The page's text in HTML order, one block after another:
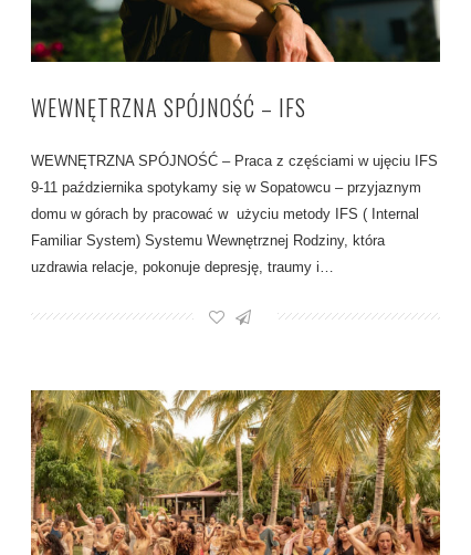
WEWNĘTRZNA SPÓJNOŚĆ – IFS
WEWNĘTRZNA SPÓJNOŚĆ – Praca z częściami w ujęciu IFS
9-11 października spotykamy się w Sopatowcu – przyjaznym
domu w górach by pracować w użyciu metody IFS ( Internal
Familiar System) Systemu Wewnętrznej Rodziny, która
uzdrawia relacje, pokonuje depresję, traumy i…